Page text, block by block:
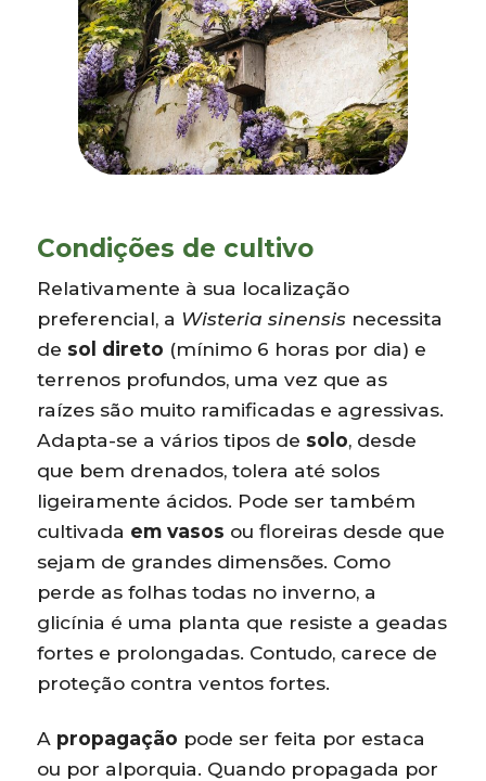
Condições de cultivo
Relativamente à sua localização
preferencial, a Wisteria sinensis necessita
de sol direto (mínimo 6 horas por dia) e
terrenos profundos, uma vez que as
raízes são muito ramificadas e agressivas.
Adapta-se a vários tipos de solo, desde
que bem drenados, tolera até solos
ligeiramente ácidos. Pode ser também
cultivada em vasos ou floreiras desde que
sejam de grandes dimensões. Como
perde as folhas todas no inverno, a
glicínia é uma planta que resiste a geadas
fortes e prolongadas. Contudo, carece de
proteção contra ventos fortes.
A propagação pode ser feita por estaca
ou por alporquia. Quando propagada por